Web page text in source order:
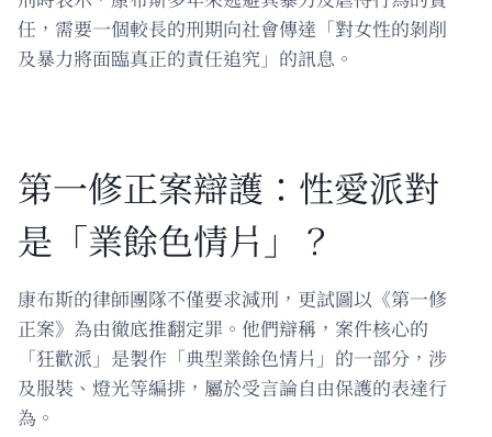
任，需要一個較長的刑期向社會傳達「對女性的剝削
及暴力將面臨真正的責任追究」的訊息。
第一修正案辯護：性愛派對
是「業餘色情片」？
康布斯的律師團隊不僅要求減刑，更試圖以《第一修
正案》為由徹底推翻定罪。他們辯稱，案件核心的
「狂歡派」是製作「典型業餘色情片」的一部分，涉
及服裝、燈光等編排，屬於受言論自由保護的表達行
為。